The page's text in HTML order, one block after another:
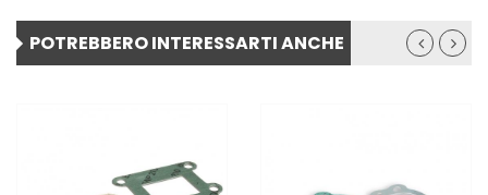
POTREBBERO INTERESSARTI ANCHE